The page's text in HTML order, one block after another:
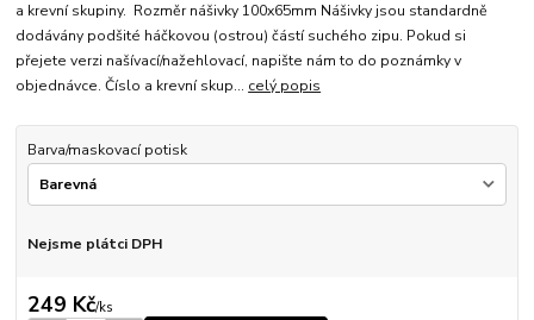
a krevní skupiny. Rozměr nášivky 100x65mm Nášivky jsou standardně
dodávány podšité háčkovou (ostrou) částí suchého zipu. Pokud si
přejete verzi našívací/nažehlovací, napište nám to do poznámky v
objednávce. Číslo a krevní skup... celý popis
Barva/maskovací potisk
Nejsme plátci DPH
249 Kč/ks